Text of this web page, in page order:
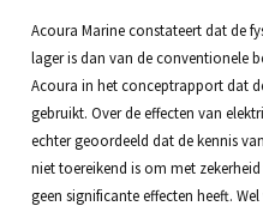
Acoura Marine constateert dat de
lager is dan van de conventionele
Acoura in het conceptrapport dat
gebruikt. Over de effecten van
echter geoordeeld dat de kennis
niet toereikend is om met
geen significante effecten heeft.